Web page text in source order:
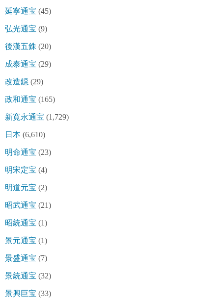
延寧通宝 (45)
弘光通宝 (9)
後漢五銖 (20)
成泰通宝 (29)
改造鐚 (29)
政和通宝 (165)
新寛永通宝 (1,729)
日本 (6,610)
明命通宝 (23)
明宋定宝 (4)
明道元宝 (2)
昭武通宝 (21)
昭統通宝 (1)
景元通宝 (1)
景盛通宝 (7)
景統通宝 (32)
景興巨宝 (33)